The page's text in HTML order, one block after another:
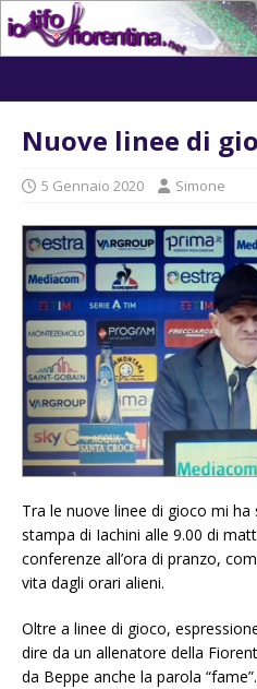
Nuove linee di
5 Gennaio 2020 Simone
Tra le nuove linee di gioco mi
stampa di Iachini alle 9.00 di
conferenze all’ora di pranzo,
vita dagli orari alieni.
Oltre a linee di gioco,
dire da un allenatore della
da Beppe anche la parola